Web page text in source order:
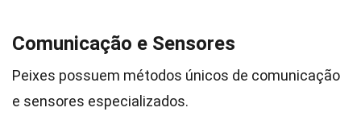
Comunicação e Sensores
Peixes possuem métodos únicos de comunicação
e sensores especializados.